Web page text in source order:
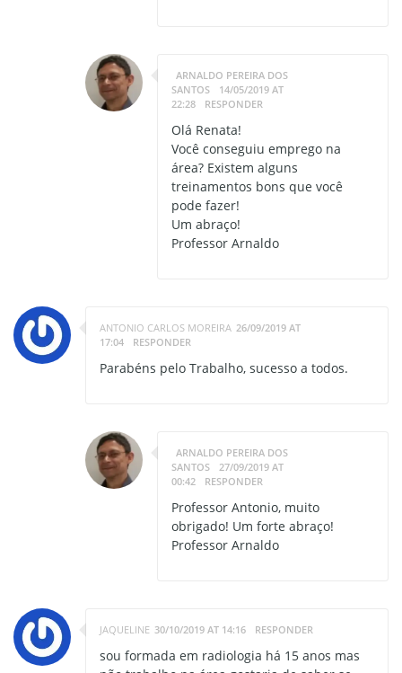
ARNALDO PEREIRA DOS
SANTOS
14/05/2019 AT
22:28
RESPONDER
Olá Renata!
Você conseguiu emprego na
área? Existem alguns
treinamentos bons que você
pode fazer!
Um abraço!
Professor Arnaldo
ANTONIO CARLOS MOREIRA 26/09/2019 AT
17:04
RESPONDER
Parabéns pelo Trabalho, sucesso a todos.
ARNALDO PEREIRA DOS
SANTOS
27/09/2019 AT
00:42
RESPONDER
Professor Antonio, muito
obrigado! Um forte abraço!
Professor Arnaldo
JAQUELINE 30/10/2019 AT 14:16 RESPONDER
sou formada em radiologia há 15 anos mas